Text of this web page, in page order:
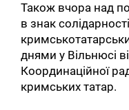
Також вчора над
в знак
днями у Вільнюсі
Координаційної
кримських татар.